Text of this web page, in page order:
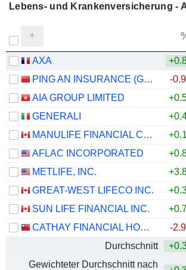
Lebens- und Krankenversicherung -
AXA
PING AN INSURANCE (GROUP) COMPANY OF CHINA, LTD.
-
AIA GROUP LIMITED
GENERALI
MANULIFE FINANCIAL CORPORATION
AFLAC INCORPORATED
METLIFE, INC.
GREAT-WEST LIFECO INC.
SUN LIFE FINANCIAL INC.
CATHAY FINANCIAL HOLDING CO., LTD.
-
Durchschnitt
Gewichteter Durchschnitt nach